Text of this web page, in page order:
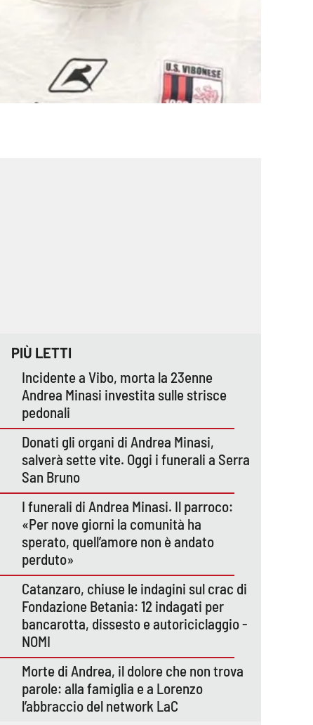
PIÙ LETTI
Incidente a Vibo, morta la 23enne
Andrea Minasi investita sulle strisce
pedonali
Donati gli organi di Andrea Minasi,
salverà sette vite. Oggi i funerali a Serra
San Bruno
I funerali di Andrea Minasi. Il parroco:
«Per nove giorni la comunità ha
sperato, quell’amore non è andato
perduto»
Catanzaro, chiuse le indagini sul crac di
Fondazione Betania: 12 indagati per
bancarotta, dissesto e autoriciclaggio -
NOMI
Morte di Andrea, il dolore che non trova
parole: alla famiglia e a Lorenzo
l’abbraccio del network LaC